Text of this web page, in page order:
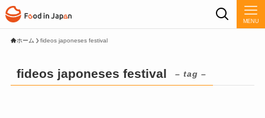
MENU
ホーム fideos japoneses festival
fideos japoneses festival – tag –